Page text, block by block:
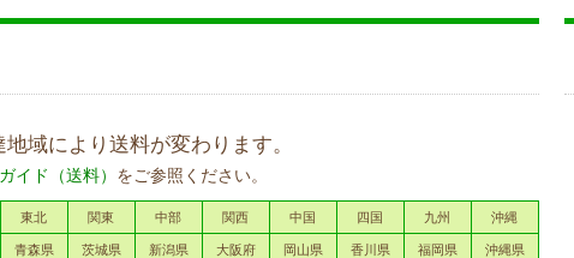
域により送料が変わります。
イド（送料） をご参照ください。
東北 関東 中部 関西 中国 四国 九州 沖縄
青森県
茨城県
新潟県
大阪府
岡山県
香川県
福岡県
沖縄県